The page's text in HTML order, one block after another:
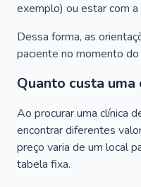
exemplo) ou estar com
Dessa forma, as
paciente no momento
Quanto custa uma
Ao procurar uma clínica
encontrar diferentes
preço varia de um local
tabela fixa.